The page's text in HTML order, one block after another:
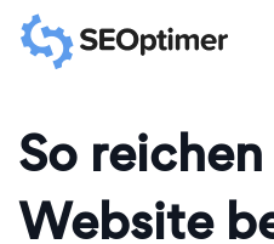
So
Website